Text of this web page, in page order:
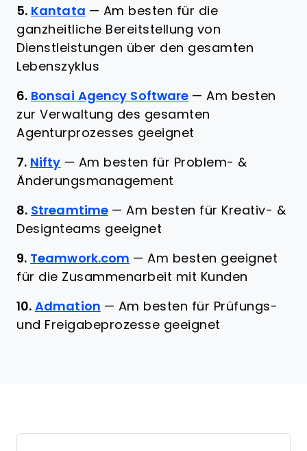
5. Kantata — Am besten für die
ganzheitliche Bereitstellung von
Dienstleistungen über den gesamten
Lebenszyklus
6. Bonsai Agency Software —Am besten
zur Verwaltung des gesamten
Agenturprozesses geeignet
7. Nifty — Am besten für Problem- &
Änderungsmanagement
8. Streamtime — Am besten für Kreativ- &
Designteams geeignet
9. Teamwork.com —Am besten geeignet
für die Zusammenarbeit mit Kunden
10. Admation — Am besten für Prüfungs-
und Freigabeprozesse geeignet